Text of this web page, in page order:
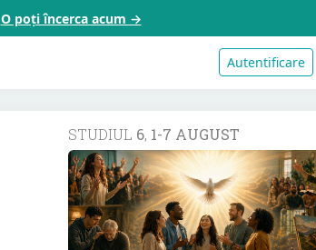
O poți încerca acum →
Autentificare
STUDIUL 6, 1-7 AUGUST